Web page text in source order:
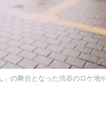
の舞台となった渋谷のロケ地